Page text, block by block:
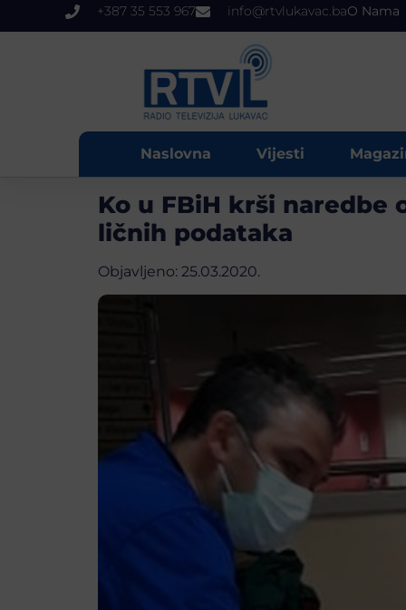
+387 35 553 967 info@rtvlukavac.baO Nama
Naslovna Vijesti
Ko u FBiH krši
ličnih podataka
Objavljeno: 25.03.2020.